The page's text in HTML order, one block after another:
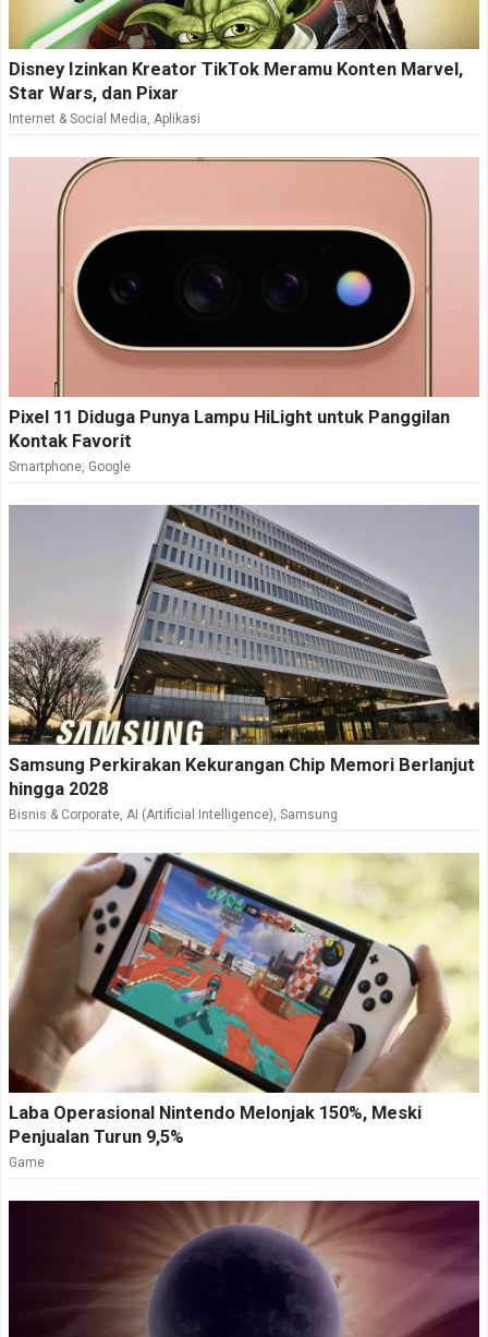
Disney Izinkan Kreator TikTok Meramu Konten Marvel,
Star Wars, dan Pixar
Internet & Social Media, Aplikasi
Pixel 11 Diduga Punya Lampu HiLight untuk Panggilan
Kontak Favorit
Smartphone, Google
Samsung Perkirakan Kekurangan Chip Memori Berlanjut
hingga 2028
Bisnis & Corporate, AI (Artificial Intelligence), Samsung
Laba Operasional Nintendo Melonjak 150%, Meski
Penjualan Turun 9,5%
Game